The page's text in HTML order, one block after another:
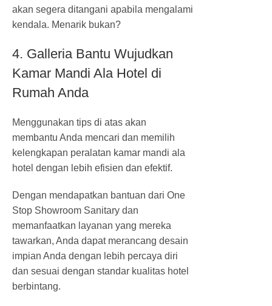
akan segera ditangani apabila mengalami
kendala. Menarik bukan?
4. Galleria Bantu Wujudkan
Kamar Mandi Ala Hotel di
Rumah Anda
Menggunakan tips di atas akan
membantu Anda mencari dan memilih
kelengkapan peralatan kamar mandi ala
hotel dengan lebih efisien dan efektif.
Dengan mendapatkan bantuan dari One
Stop Showroom Sanitary dan
memanfaatkan layanan yang mereka
tawarkan, Anda dapat merancang desain
impian Anda dengan lebih percaya diri
dan sesuai dengan standar kualitas hotel
berbintang.